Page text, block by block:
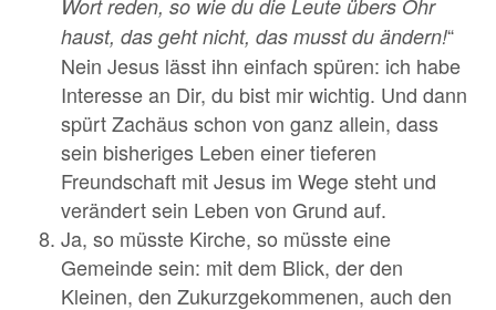
Wort reden, so wie du die Leute übers Ohr
haust, das geht nicht, das musst du ändern!“
Nein Jesus lässt ihn einfach spüren: ich habe
Interesse an Dir, du bist mir wichtig. Und dann
spürt Zachäus schon von ganz allein, dass
sein bisheriges Leben einer tieferen
Freundschaft mit Jesus im Wege steht und
verändert sein Leben von Grund auf.
Ja, so müsste Kirche, so müsste eine
Gemeinde sein: mit dem Blick, der den
Kleinen, den Zukurzgekommenen, auch den